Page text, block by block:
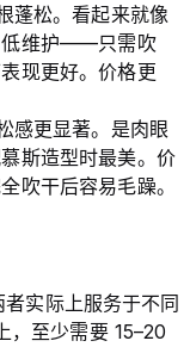
蓬松。看起来就像
低维护——只需吹
现更好。价格更
感更显著。是肉眼
斯造型时最美。价
吹干后容易毛躁。
实际上服务于不同
，至少需要 15–20